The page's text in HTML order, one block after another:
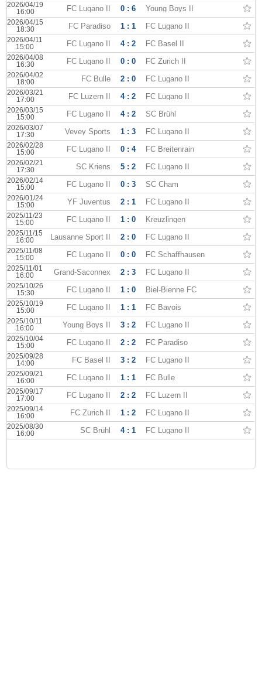
2026/04/19
16:00
FC Lugano II 0 : 6 Young Boys II
2026/04/15
18:30
FC Paradiso 1 : 1 FC Lugano II
2026/04/11
15:00
FC Lugano II 4 : 2 FC Basel II
2026/04/08
16:30
FC Lugano II 0 : 0 FC Zurich II
2026/04/02
18:00
FC Bulle 2 : 0 FC Lugano II
2026/03/21
17:00
FC Luzern II 4 : 2 FC Lugano II
2026/03/15
15:00
FC Lugano II 4 : 2 SC Brühl
2026/03/07
17:30
Vevey Sports 1 : 3 FC Lugano II
2026/02/28
15:00
FC Lugano II 0 : 4 FC Breitenrain
2026/02/21
17:30
SC Kriens 5 : 2 FC Lugano II
2026/02/14
15:00
FC Lugano II 0 : 3 SC Cham
2026/01/24
15:00
YF Juventus 2 : 1 FC Lugano II
2025/11/23
15:00
FC Lugano II 1 : 0 Kreuzlingen
2025/11/15
16:00
Lausanne Sport II 2 : 0 FC Lugano II
2025/11/08
15:00
FC Lugano II 0 : 0 FC Schaffhausen
2025/11/01
16:00
Grand-Saconnex 2 : 3 FC Lugano II
2025/10/26
15:30
FC Lugano II 1 : 0 Biel-Bienne FC
2025/10/19
15:00
FC Lugano II 1 : 1 FC Bavois
2025/10/11
16:00
Young Boys II 3 : 2 FC Lugano II
2025/10/04
15:00
FC Lugano II 2 : 2 FC Paradiso
2025/09/28
14:00
FC Basel II 3 : 2 FC Lugano II
2025/09/21
16:00
FC Lugano II 1 : 1 FC Bulle
2025/09/17
17:00
FC Lugano II 2 : 2 FC Luzern II
2025/09/14
16:00
FC Zurich II 1 : 2 FC Lugano II
2025/08/30
16:00
SC Brühl 4 : 1 FC Lugano II